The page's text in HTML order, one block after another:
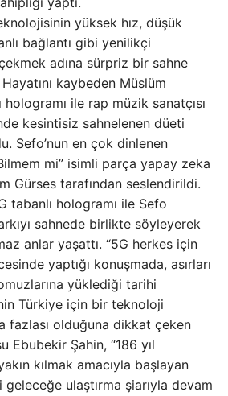
yüksek hız, düşük
bağlantı gibi yenilikçi
adına sürpriz bir sahne
kaybeden Müslüm
hologramı ile rap müzik sanatçısı
kesintisiz sahnelenen düeti
Sefo’nun en çok dinlenen
mi” isimli parça yapay zeka
Gürses tarafından seslendirildi.
tabanlı hologramı ile Sefo
sahnede birlikte söyleyerek
anlar yaşattı. “5G herkes için
yaptığı konuşmada, asırları
yüklediği tarihi
Türkiye için bir teknoloji
fazlası olduğuna dikkat çeken
Ebubekir Şahin, “186 yıl
kılmak amacıyla başlayan
geleceğe ulaştırma şiarıyla devam